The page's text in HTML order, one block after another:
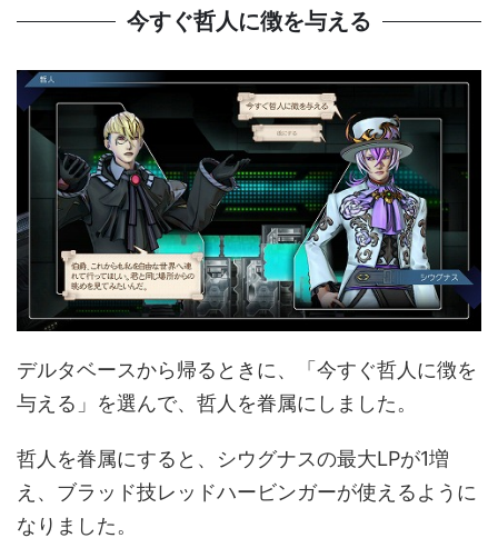
今すぐ哲人に徴を与える
デルタベースから帰るときに、「今すぐ哲人に徴を
与える」を選んで、哲人を眷属にしました。
哲人を眷属にすると、シウグナスの最大LPが1増
え、ブラッド技レッドハービンガーが使えるように
なりました。